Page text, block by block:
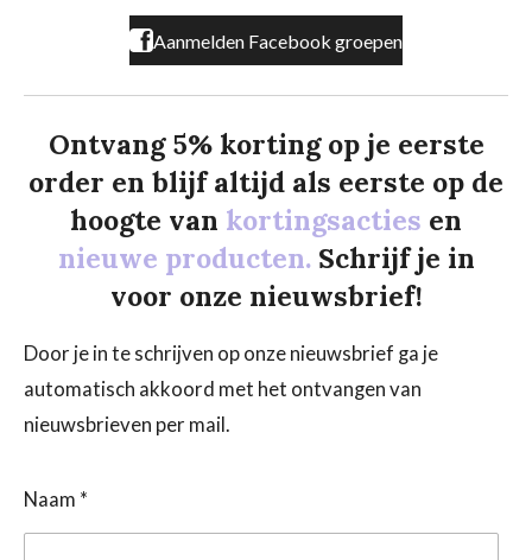
Aanmelden Facebook groepen
Ontvang 5% korting op je eerste
order en blijf altijd als eerste op de
hoogte van kortingsacties en
nieuwe producten. Schrijf je in
voor onze nieuwsbrief!
Door je in te schrijven op onze nieuwsbrief ga je
automatisch akkoord met het ontvangen van
nieuwsbrieven per mail.
Naam *